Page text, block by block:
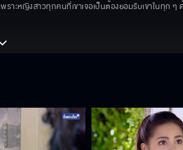
ราะหญิงสาวทุกคนที่เขาเจอเป็นต้องยอมรับเขาในทุก ๆ